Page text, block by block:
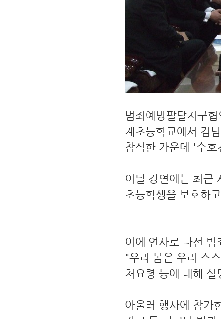
범죄예방팔달지구
계초등학교에서 김
참석한 가운데 '수
이날 강연에는 최근
초등학생을 보호하
이에 연사로 나선
"우리 몸은 우리 스
처요령 등에 대해 설
아울러 행사에 참가